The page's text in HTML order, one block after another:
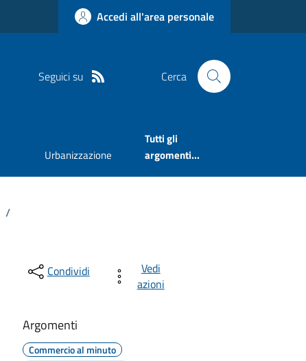
Accedi all'area personale
Seguici su Cerca
Urbanizzazione
Tutti gli
argomenti...
/
Condividi
Vedi
azioni
Argomenti
Commercio al minuto